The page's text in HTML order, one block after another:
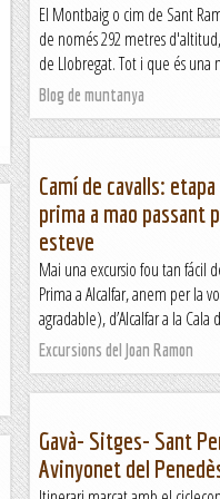
El Montbaig o cim de Sant
de només 292 metres
de Llobregat. Tot i que és una
Blog de muntanya
Camí de cavalls:
prima a mao passant
esteve
Mai una excursio fou tan fácil
Prima a Alcalfar, anem per la
agradable), d’Alcalfar a la Cala
Excursions del Joan Ramon
Gavà- Sitges- Sant
Avinyonet del